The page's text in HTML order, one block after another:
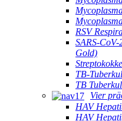
RSV
SARS-
Gold)
TB-
TB
Vier
HAV
HAV